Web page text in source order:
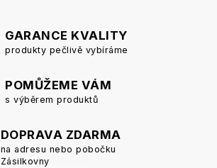
GARANCE KVALITY
produkty pečlivě vybíráme
POMŮŽEME VÁM
s výběrem produktů
DOPRAVA ZDARMA
na adresu nebo pobočku
Zásilkovny